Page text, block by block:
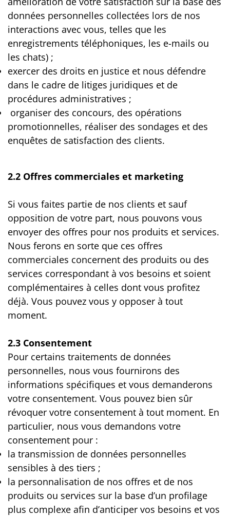
données personnelles collectées lors de nos
interactions avec vous, telles que les
enregistrements téléphoniques, les e-mails ou
les chats) ;
exercer des droits en justice et nous défendre
dans le cadre de litiges juridiques et de
procédures administratives ;
organiser des concours, des opérations
promotionnelles, réaliser des sondages et des
enquêtes de satisfaction des clients.
​​2.2 Offres commerciales et marketing
Si vous faites partie de nos clients et sauf
opposition de votre part, nous pouvons vous
envoyer des offres pour nos produits et services.
Nous ferons en sorte que ces offres
commerciales concernent des produits ou des
services correspondant à vos besoins et soient
complémentaires à celles dont vous profitez
déjà. Vous pouvez vous y opposer à tout
moment.
2.3 Consentement
Pour certains traitements de données
personnelles, nous vous fournirons des
informations spécifiques et vous demanderons
votre consentement. Vous pouvez bien sûr
révoquer votre consentement à tout moment. En
particulier, nous vous demandons votre
consentement pour :
la transmission de données personnelles
sensibles à des tiers ;
la personnalisation de nos offres et de nos
produits ou services sur la base d’un profilage
plus complexe afin d’anticiper vos besoins et vos